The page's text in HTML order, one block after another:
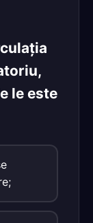
le este